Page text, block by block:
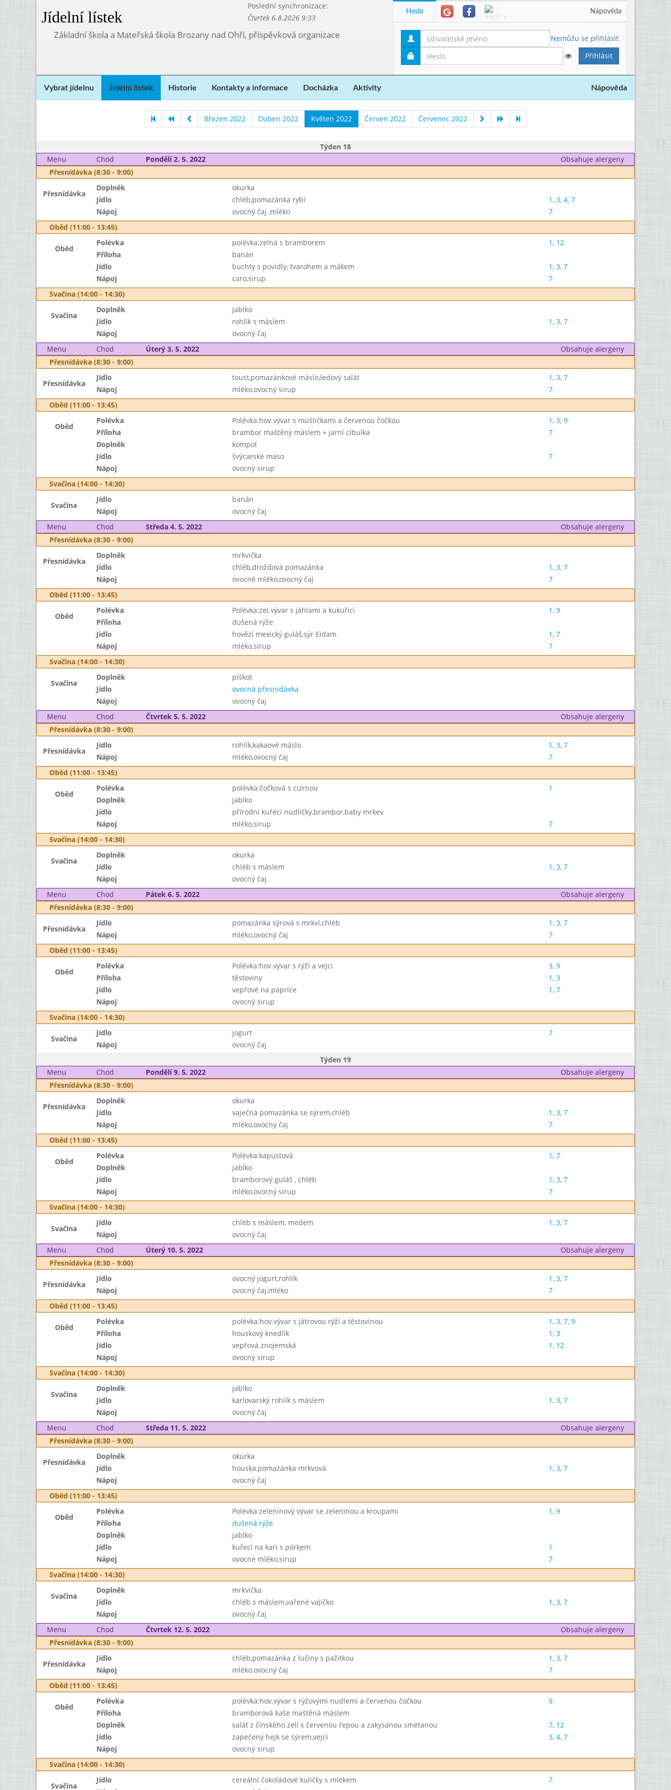
Jídelní lístek
Poslední synchronizace:
Čtvrtek 6.8.2026 9:33
Základní škola a Mateřská škola Brozany nad Ohří, příspěvková organizace
Heslo Nápověda
Nemůžu se přihlásit
Vybrat jídelnu Jídelní lístek Historie Kontakty a informace Docházka Aktivity Nápověda
Březen 2022 Duben 2022 Květen 2022 Červen 2022 Červenec 2022
Týden 18
Menu
Chod Pondělí 2. 5. 2022
Obsahuje alergeny
Přesnídávka (8:30 - 9:00)
Přesnídávka
Doplněk
okurka
Jídlo
chléb,pomazánka rybí 1, 3, 4, 7
Nápoj
ovocný čaj ,mléko
7
Oběd (11:00 - 13:45)
Oběd
Polévka polévka:zelná s bramborem 1, 12
Příloha
banán
Jídlo
buchty s povidly, tvarohem a mákem 1, 3, 7
Nápoj
caro,sirup
7
Svačina (14:00 - 14:30)
Svačina
Doplněk
jablko
Jídlo
rohlík s máslem 1, 3, 7
Nápoj
ovocný čaj
Menu
Chod Úterý 3. 5. 2022
Obsahuje alergeny
Přesnídávka (8:30 - 9:00)
Přesnídávka
Jídlo toust,pomazánkové máslo,ledový salát 1, 3, 7
Nápoj
mléko,ovocný sirup
7
Oběd (11:00 - 13:45)
Oběd
Polévka Polévka:hov.vývar s mušličkami a červenou čočkou 1, 3, 9
Příloha
brambor maštěný máslem + jarní cibulka
7
Doplněk
kompot
Jídlo
švýcarské maso
7
Nápoj
ovocný sirup
Svačina (14:00 - 14:30)
Svačina
Jídlo
banán
Nápoj
ovocný čaj
Menu
Chod Středa 4. 5. 2022
Obsahuje alergeny
Přesnídávka (8:30 - 9:00)
Přesnídávka
Doplněk
mrkvička
Jídlo
chléb,drožďová pomazánka 1, 3, 7
Nápoj
ovocné mléko,ovocný čaj
7
Oběd (11:00 - 13:45)
Oběd
Polévka Polévka:zel.vývar s jáhlami a kukuřicí 1, 9
Příloha
dušená rýže
Jídlo
hovězí mexický guláš,sýr Eidam 1, 7
Nápoj
mléko,sirup
7
Svačina (14:00 - 14:30)
Svačina
Doplněk
piškot
Jídlo
ovocná přesnídávka
Nápoj
ovocný čaj
Menu
Chod Čtvrtek 5. 5. 2022
Obsahuje alergeny
Přesnídávka (8:30 - 9:00)
Přesnídávka
Jídlo rohlík,kakaové máslo 1, 3, 7
Nápoj
mléko,ovocný čaj
7
Oběd (11:00 - 13:45)
Oběd
Polévka polévka:čočková s cizrnou
1
Doplněk
jablko
Jídlo
přírodní kuřecí nudličky,brambor,baby mrkev
Nápoj
mléko,sirup
7
Svačina (14:00 - 14:30)
Svačina
Doplněk
okurka
Jídlo
chléb s máslem 1, 3, 7
Nápoj
ovocný čaj
Menu
Chod Pátek 6. 5. 2022
Obsahuje alergeny
Přesnídávka (8:30 - 9:00)
Přesnídávka
Jídlo pomazánka sýrová s mrkví,chléb 1, 3, 7
Nápoj
mléko,ovocný čaj
7
Oběd (11:00 - 13:45)
Oběd
Polévka Polévka:hov.vývar s rýží a vejci 3, 9
Příloha
těstoviny 1, 3
Jídlo
vepřové na paprice 1, 7
Nápoj
ovocný sirup
Svačina (14:00 - 14:30)
Svačina
Jídlo jogurt
7
Nápoj
ovocný čaj
Týden 19
Menu
Chod Pondělí 9. 5. 2022
Obsahuje alergeny
Přesnídávka (8:30 - 9:00)
Přesnídávka
Doplněk
okurka
Jídlo
vaječná pomazánka se sýrem,chléb 1, 3, 7
Nápoj
mléko,ovocný čaj
7
Oběd (11:00 - 13:45)
Oběd
Polévka Polévka:kapustová 1, 7
Doplněk
jablko
Jídlo
bramborový guláš , chléb 1, 3, 7
Nápoj
mléko,ovocný sirup
7
Svačina (14:00 - 14:30)
Svačina
Jídlo chléb s máslem, medem 1, 3, 7
Nápoj
ovocný čaj
Menu
Chod Úterý 10. 5. 2022
Obsahuje alergeny
Přesnídávka (8:30 - 9:00)
Přesnídávka
Jídlo ovocný jogurt,rohlík 1, 3, 7
Nápoj
ovocný čaj,mléko
7
Oběd (11:00 - 13:45)
Oběd
Polévka polévka:hov.vývar s játrovou rýží a těstovinou 1, 3, 7, 9
Příloha
houskový knedlík 1, 3
Jídlo
vepřová znojemská 1, 12
Nápoj
ovocný sirup
Svačina (14:00 - 14:30)
Svačina
Doplněk
jablko
Jídlo
karlovarský rohlík s máslem 1, 3, 7
Nápoj
ovocný čaj
Menu
Chod Středa 11. 5. 2022
Obsahuje alergeny
Přesnídávka (8:30 - 9:00)
Přesnídávka
Doplněk
okurka
Jídlo
houska,pomazánka mrkvová 1, 3, 7
Nápoj
ovocný čaj
Oběd (11:00 - 13:45)
Oběd
Polévka Polévka:zeleninový vývar se zeleninou a kroupami 1, 9
Příloha
dušená rýže
Doplněk
jablko
Jídlo
kuřecí na kari s pórkem
1
Nápoj
ovocné mléko,sirup
7
Svačina (14:00 - 14:30)
Svačina
Doplněk
mrkvička
Jídlo
chléb s máslem,vařené vajíčko 1, 3, 7
Nápoj
ovocný čaj
Menu
Chod Čtvrtek 12. 5. 2022
Obsahuje alergeny
Přesnídávka (8:30 - 9:00)
Přesnídávka
Jídlo chléb,pomazánka z lučiny s pažitkou 1, 3, 7
Nápoj
mléko,ovocný čaj
7
Oběd (11:00 - 13:45)
Oběd
Polévka polévka:hov.vývar s rýžovými nudlemi a červenou čočkou
9
Příloha
bramborová kaše maštěná máslem
Doplněk
salát z čínského zelí s červenou řepou a zakysanou smetanou 7, 12
Jídlo
zapečený hejk se sýrem,vejci 3, 4, 7
Nápoj
ovocný sirup
Svačina (14:00 - 14:30)
Svačina
Jídlo cereální čokoládové kuličky s mlékem
7